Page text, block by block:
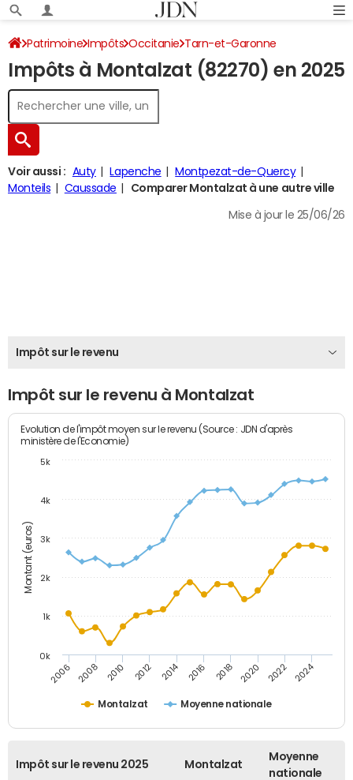
Patrimoine Impôts Occitanie Tarn-et-Garonne
Montalzat Impôt sur le revenu
Impôts à Montalzat (82270) en 2025
Voir aussi : Auty Lapenche
Montpezat-de-Quercy
Monteils
Caussade Comparer Montalzat à une autre ville
Mise à jour le 25/06/26
Impôt sur le revenu
Impôt sur le revenu à Montalzat
Montant (euros)
Evolution de l'impôt moyen sur le revenu (Source : JDN d'après
ministère de l'Economie)
Montalzat Moyenne nationale
2006 2008 2010 2012 2014 2016 2018 2020 2022 2024
0k
1k
2k
3k
4k
5k
Impôt sur le revenu 2025 Montalzat
Moyenne
nationale